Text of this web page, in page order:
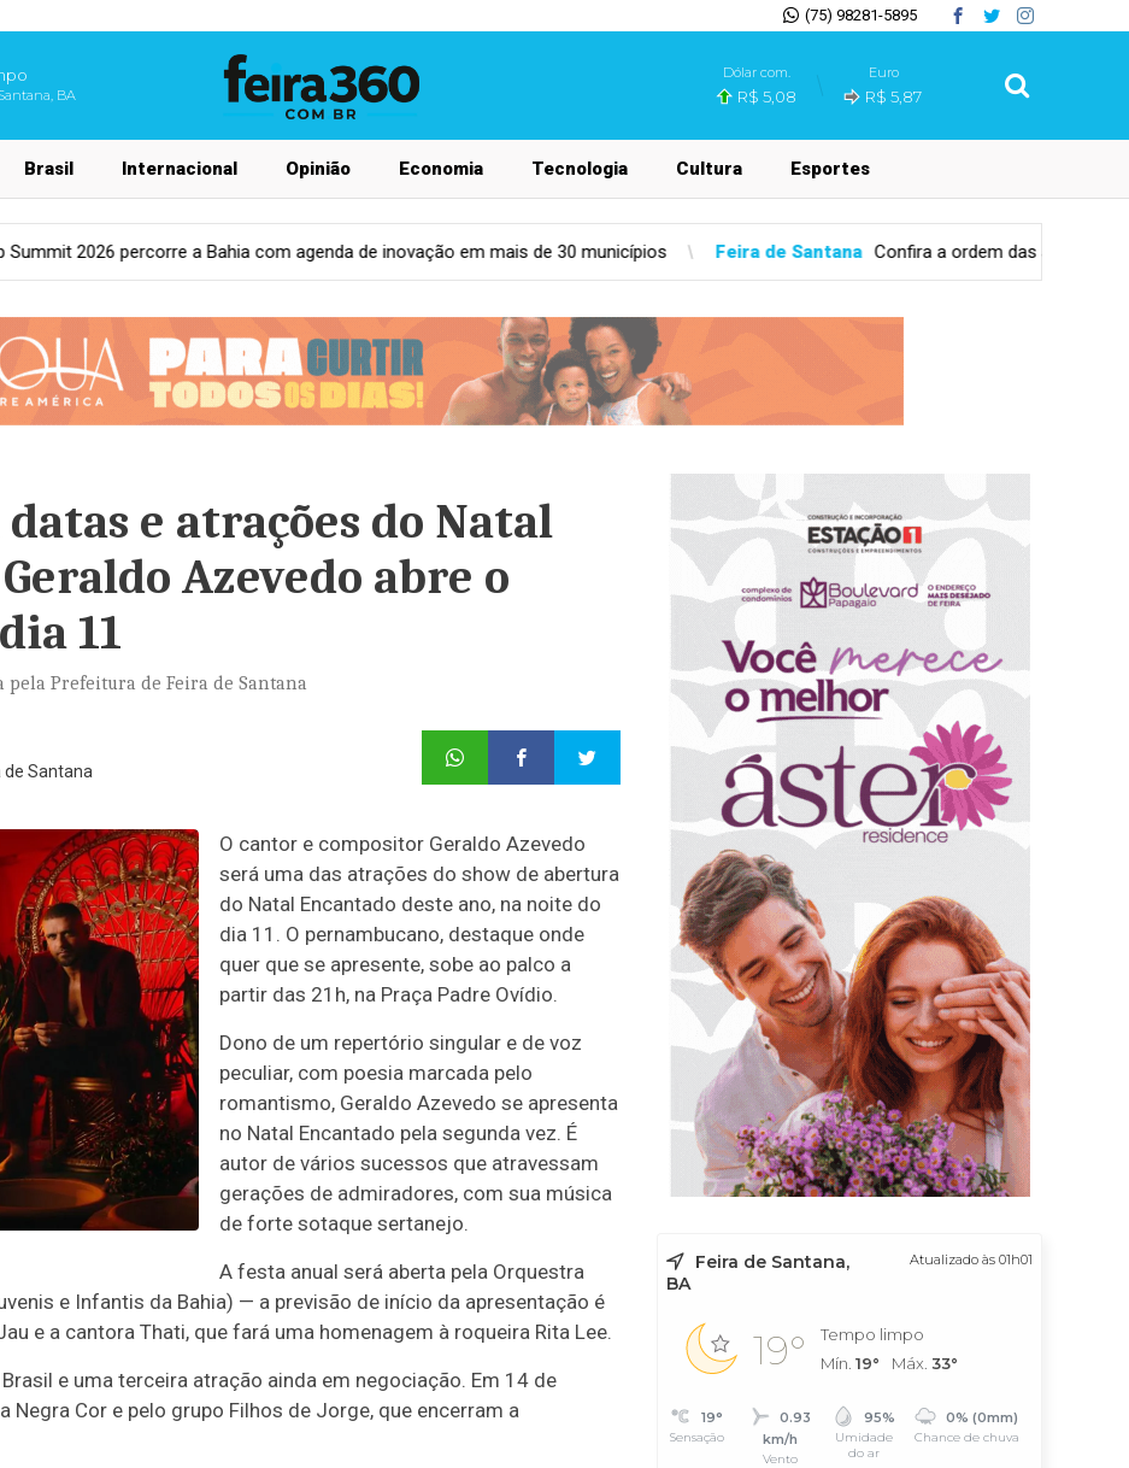
(75) 98281-5895
BA
Dólar com.
R$ 5,08
Euro
R$ 5,87
Brasil Internacional Opinião Economia Tecnologia Cultura Esportes
agenda de inovação em mais de 30 municípios Feira de Santana Confira a ordem das apresentações da Marcha para Jesus 2026
e atrações do Natal
Azevedo abre o
11
Prefeitura de Feira de Santana
de Santana
O cantor e compositor Geraldo Azevedo
será uma das atrações do show de abertura
do Natal Encantado deste ano, na noite do
dia 11. O pernambucano, destaque onde
quer que se apresente, sobe ao palco a
partir das 21h, na Praça Padre Ovídio.
Dono de um repertório singular e de voz
peculiar, com poesia marcada pelo
romantismo, Geraldo Azevedo se apresenta
no Natal Encantado pela segunda vez. É
autor de vários sucessos que atravessam
gerações de admiradores, com sua música
de forte sotaque sertanejo.
A festa anual será aberta pela Orquestra
e Infantis da Bahia) — a previsão de início da apresentação é
e a cantora Thati, que fará uma homenagem à roqueira Rita Lee.
e uma terceira atração ainda em negociação. Em 14 de
Negra Cor e pelo grupo Filhos de Jorge, que encerram a
Feira de Santana,
BA
Atualizado às 01h01
19°
Tempo limpo
Mín. 19° Máx. 33°
19°
Sensação
0.93
km/h
Vento
95%
Umidade
do ar
0% (0mm)
Chance de chuva